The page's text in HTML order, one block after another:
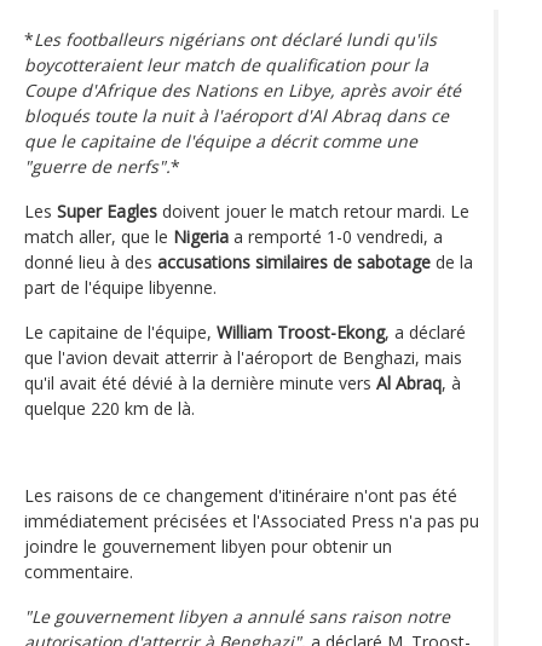
*Les footballeurs nigérians ont déclaré lundi qu'ils
boycotteraient leur match de qualification pour la
Coupe d'Afrique des Nations en Libye, après avoir été
bloqués toute la nuit à l'aéroport d'Al Abraq dans ce
que le capitaine de l'équipe a décrit comme une
"guerre de nerfs".*
Les Super Eagles doivent jouer le match retour mardi. Le
match aller, que le Nigeria a remporté 1-0 vendredi, a
donné lieu à des accusations similaires de sabotage de la
part de l'équipe libyenne.
Le capitaine de l'équipe, William Troost-Ekong, a déclaré
que l'avion devait atterrir à l'aéroport de Benghazi, mais
qu'il avait été dévié à la dernière minute vers Al Abraq, à
quelque 220 km de là.
Les raisons de ce changement d'itinéraire n'ont pas été
immédiatement précisées et l'Associated Press n'a pas pu
joindre le gouvernement libyen pour obtenir un
commentaire.
"Le gouvernement libyen a annulé sans raison notre